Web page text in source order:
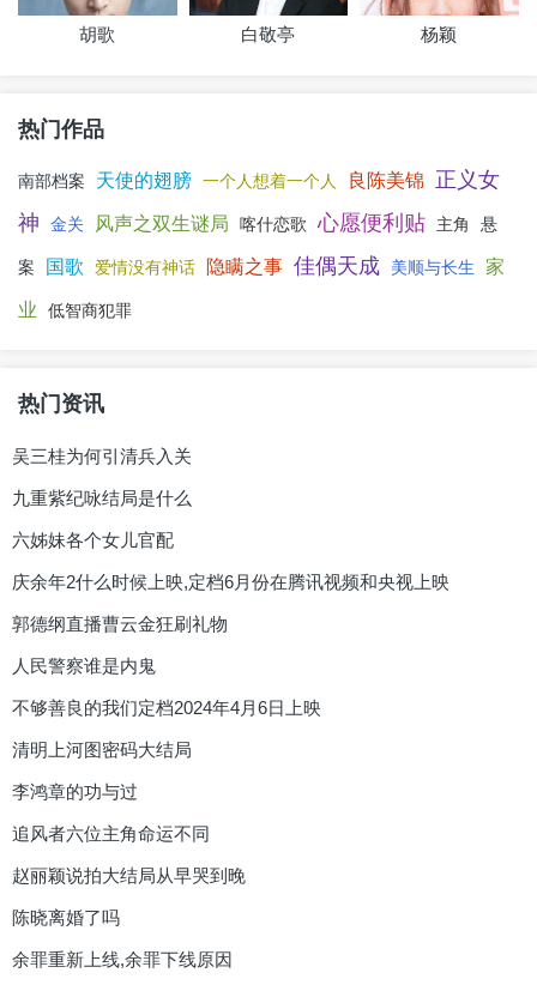
讯视频青年团训节目《创造营2019》；同
刘孜饰王安娜
演员介绍 王安娜的扮演者刘孜：刘孜，出生
于贵州遵义市，中国大陆女演员，北京电影
陆无双一角、参演电视剧《危情时刻》，在电视剧《女巡按之真
假公主》中... 查看详细资料
刘孜电视剧
曹卫宇饰 明求新
演员介绍
子市，中国内地男演员，毕业于中央戏剧学
曹卫宇电影 曹卫宇电视剧
胡歌 白敬亭 杨颖
热门作品
南部档案 天使的翅膀 一个人想着一个人 良陈美锦 正义女
神
金关 风声之双生谜局 喀什恋歌 心愿便利贴 主角 悬
案 国歌 爱情没有神话 隐瞒之事 佳偶天成 美顺与长生 家
业 低智商犯罪
热门资讯
吴三桂为何引清兵入关
九重紫纪咏结局是什么
六姊妹各个女儿官配
庆余年2什么时候上映,定档6月份在腾讯视频和央视上映
郭德纲直播曹云金狂刷礼物
人民警察谁是内鬼
不够善良的我们定档2024年4月6日上映
清明上河图密码大结局
李鸿章的功与过
追风者六位主角命运不同
赵丽颖说拍大结局从早哭到晚
陈晓离婚了吗
余罪重新上线,余罪下线原因